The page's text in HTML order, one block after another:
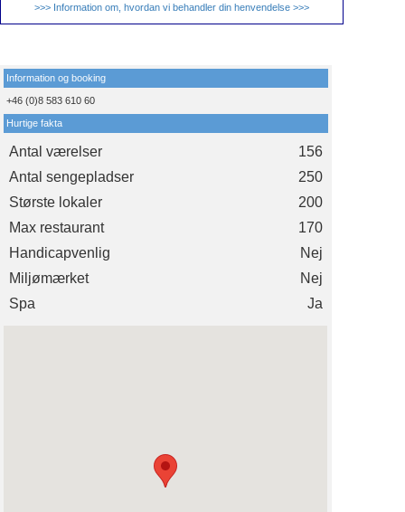
>>> Information om, hvordan vi behandler din henvendelse >>>
Information og booking
+46 (0)8 583 610 60
Hurtige fakta
Antal værelser
156
Antal sengepladser
250
Største lokaler
200
Max restaurant
170
Handicapvenlig
Nej
Miljømærket
Nej
Spa
Ja